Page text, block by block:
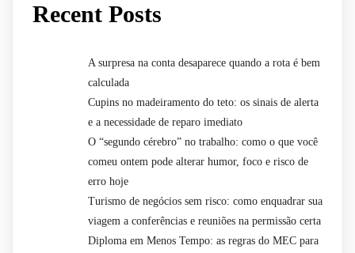
Recent Posts
A surpresa na conta desaparece quando a rota é bem
calculada
Cupins no madeiramento do teto: os sinais de alerta
e a necessidade de reparo imediato
O “segundo cérebro” no trabalho: como o que você
comeu ontem pode alterar humor, foco e risco de
erro hoje
Turismo de negócios sem risco: como enquadrar sua
viagem a conferências e reuniões na permissão certa
Diploma em Menos Tempo: as regras do MEC para